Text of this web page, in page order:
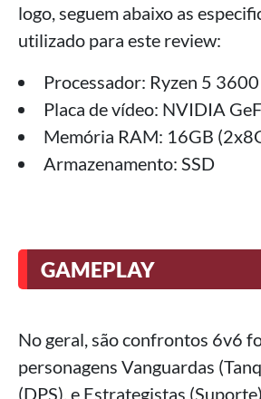
logo, seguem abaixo as
utilizado para este review:
Processador: Ryzen 5 3600
Placa de vídeo: NVIDIA
Memória RAM: 16GB
Armazenamento: SSD
GAMEPLAY
No geral, são confrontos 6v6
personagens Vanguardas
(DPS), e Estrategistas